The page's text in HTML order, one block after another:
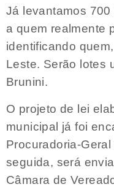
Já levantamos
a quem realmente
identificando
Leste. Serão lotes
Brunini.
O projeto de lei
municipal já foi
Procuradoria-
seguida, será
Câmara de